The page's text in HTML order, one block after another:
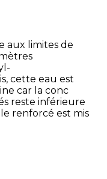
aux limites de
cette eau est
car la conc
reste inférieure
renforcé est mis